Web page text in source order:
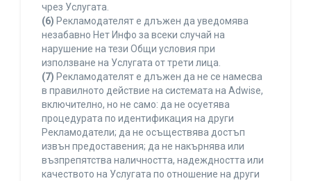
чрез Услугата.
(6) Рекламодателят е длъжен да уведомява
незабавно Нет Инфо за всеки случай на
нарушение на тези Общи условия при
използване на Услугата от трети лица.
(7) Рекламодателят е длъжен да не се намесва
в правилното действие на системата на Adwise,
включително, но не само: да не осуетява
процедурата по идентификация на други
Рекламодатели; да не осъществява достъп
извън предоставения; да не накърнява или
възпрепятства наличността, надеждността или
качеството на Услугата по отношение на други